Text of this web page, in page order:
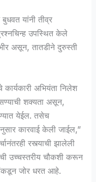
यांनी तीव्र
उपस्थित केले
असून, तातडीने दुरुस्ती
अभियंता निलेश
शक्यता असून,
येईल. तसेच
कारवाई केली जाईल,”
रस्त्याची झालेली
उच्चस्तरीय चौकशी करून
जोर धरत आहे.